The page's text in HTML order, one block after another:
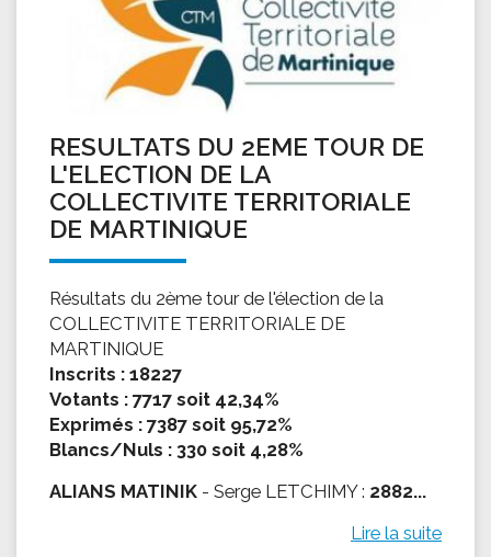
RESULTATS DU 2EME TOUR DE
L'ELECTION DE LA
COLLECTIVITE TERRITORIALE
DE MARTINIQUE
Résultats du 2ème tour de l'élection de la
COLLECTIVITE TERRITORIALE DE
MARTINIQUE
Inscrits : 18227
Votants : 7717 soit 42,34%
Exprimés : 7387 soit 95,72%
Blancs/Nuls : 330 soit 4,28%
ALIANS MATINIK - Serge LETCHIMY : 2882...
Lire la suite